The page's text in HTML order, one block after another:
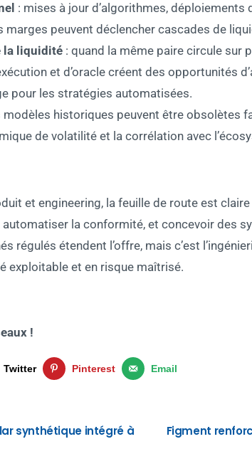
: mises à jour d’algorithmes, déploiements
marges peuvent déclencher cascades de
la liquidité : quand la même paire circule sur
et d’oracle créent des opportunités
pour les stratégies automatisées.
modèles historiques peuvent être obsolètes
de volatilité et la corrélation avec
et engineering, la feuille de route est
automatiser la conformité, et concevoir des
régulés étendent l’offre, mais c’est
exploitable et en risque maîtrisé.
!
Twitter Pinterest Email
synthétique intégré à
Figment